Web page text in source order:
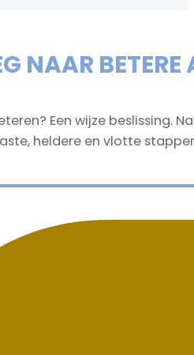
NAAR
Een wijze
heldere en vlotte